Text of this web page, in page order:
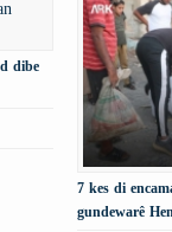
dibe
7 kes di
gundewarê